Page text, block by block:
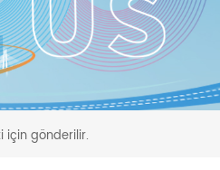
için gönderilir.